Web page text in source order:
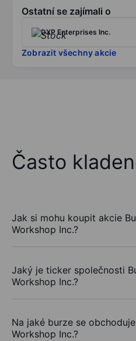
Ostatní se zajímali o
DXP Enterprises Inc.
Zobrazit všechny akcie
Často
Jak si mohu koupit akcie
Workshop Inc.?
Jaký je ticker společnosti
Workshop Inc.?
Na jaké burze se
Workshop Inc.?